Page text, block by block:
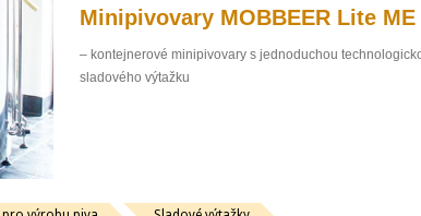
Minipivovary MOBBEER Lite ME
– kontejnerové minipivovary s jednoduchou
sladového výtažku